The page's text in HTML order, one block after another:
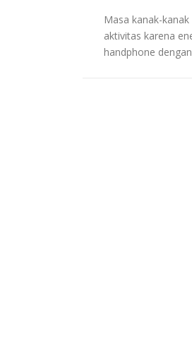
Masa kanak-
aktivitas karena
handphone